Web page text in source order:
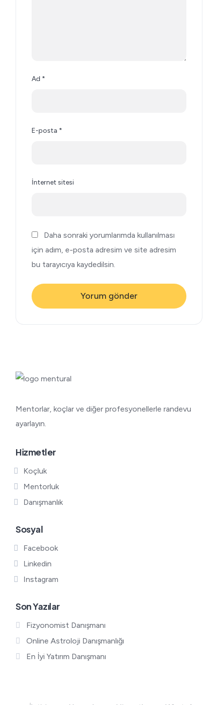
Ad *
E-posta *
İnternet sitesi
Daha sonraki yorumlarımda kullanılması
için adım, e-posta adresim ve site adresim
bu tarayıcıya kaydedilsin.
Mentorlar, koçlar ve diğer profesyonellerle randevu
ayarlayın.
Hizmetler
Koçluk
Mentorluk
Danışmanlık
Sosyal
Facebook
Linkedin
Instagram
Son Yazılar
Fizyonomist Danışmanı
Online Astroloji Danışmanlığı
En İyi Yatırım Danışmanı